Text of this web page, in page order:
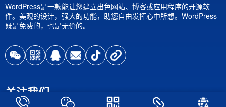
WordPress是一款能让您建立出色网站、博客或应用程序的开源软
件。美观的设计，强大的功能，助您自由发挥心中所想。WordPress
既是免费的，也是无价的。
关注我们